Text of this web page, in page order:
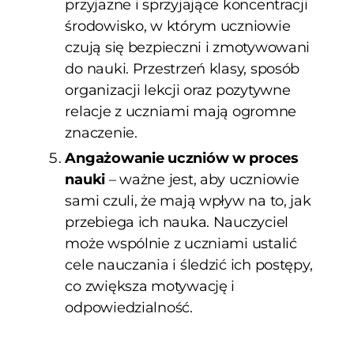
przyjazne i sprzyjające koncentracji
środowisko, w którym uczniowie
czują się bezpieczni i zmotywowani
do nauki. Przestrzeń klasy, sposób
organizacji lekcji oraz pozytywne
relacje z uczniami mają ogromne
znaczenie.
Angażowanie uczniów w proces
nauki – ważne jest, aby uczniowie
sami czuli, że mają wpływ na to, jak
przebiega ich nauka. Nauczyciel
może wspólnie z uczniami ustalić
cele nauczania i śledzić ich postępy,
co zwiększa motywację i
odpowiedzialność.